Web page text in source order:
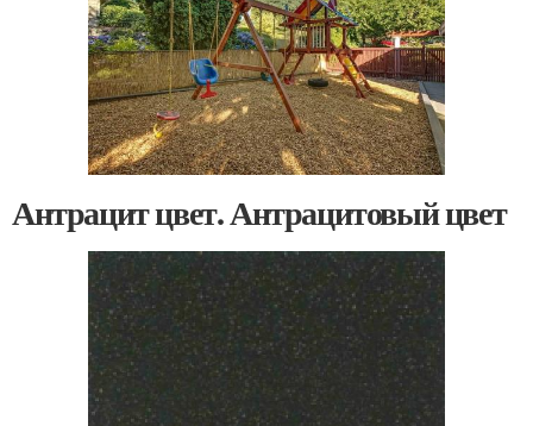
Антрацит цвет. Антрацитовый цвет